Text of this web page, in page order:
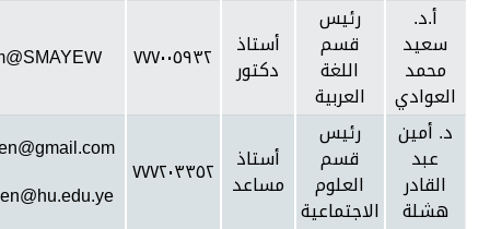
أ.د.
سعيد
محمد
العوادي
رئيس
قسم
اللغة
العربية
أستاذ
دكتور ٧٧٧٠٠٥٩٣٢ SMAYE٧٧@gmail.com
د. أمين
عبد
القادر
هشلة
رئيس
قسم
العلوم
الاجتماعية
أستاذ
مساعد ٧٧٧٢٠٣٣٥٢